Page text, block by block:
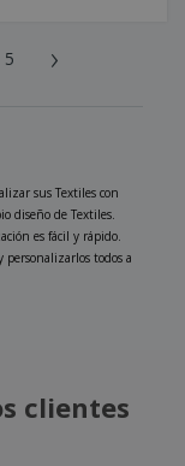
5 ›
sus Textiles con
diseño de Textiles.
es fácil y rápido.
todos a
clientes